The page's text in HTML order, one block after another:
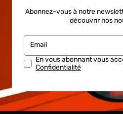
Abonnez-vous à notre
découvrir nos
Email
En vous abonnant vous
Confidentialité